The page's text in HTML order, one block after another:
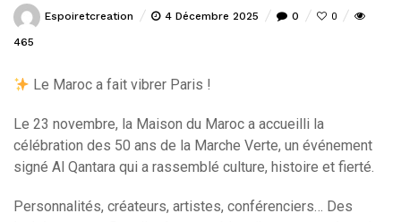
Espoiretcreation 4 Décembre 2025 0 0
465
Le Maroc a fait vibrer Paris !
Le 23 novembre, la Maison du Maroc a accueilli la
célébration des 50 ans de la Marche Verte, un événement
signé Al Qantara qui a rassemblé culture, histoire et fierté.
Personnalités, créateurs, artistes, conférenciers… Des